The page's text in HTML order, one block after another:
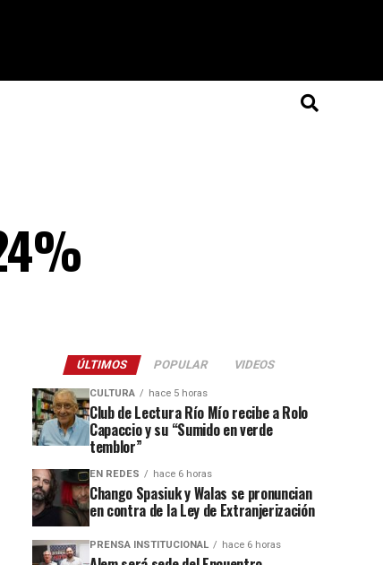
ÚLTIMOS POPULAR VIDEOS
CULTURA hace 5 horas
Club de Lectura Río Mío recibe a Rolo
Capaccio y su “Sumido en verde
temblor”
EN REDES hace 6 horas
Chango Spasiuk y Walas se pronuncian
en contra de la Ley de Extranjerización
PRENSA INSTITUCIONAL hace 6 horas